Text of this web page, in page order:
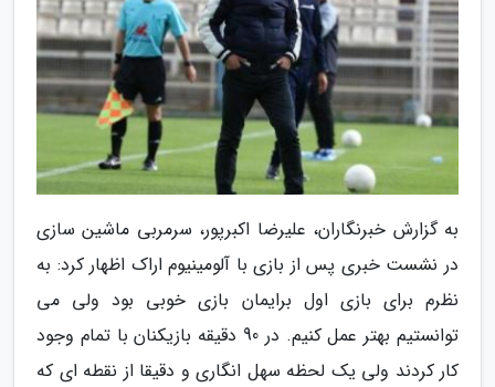
به گزارش خبرنگاران، علیرضا اکبرپور، سرمربی ماشین سازی
در نشست خبری پس از بازی با آلومینیوم اراک اظهار کرد: به
نظرم برای بازی اول برایمان بازی خوبی بود ولی می
توانستیم بهتر عمل کنیم. در 90 دقیقه بازیکنان با تمام وجود
کار کردند ولی یک لحظه سهل انگاری و دقیقا از نقطه ای که